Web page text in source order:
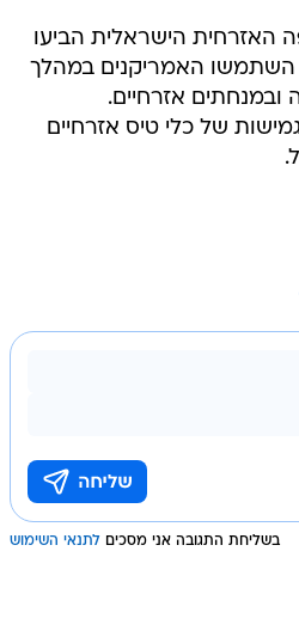
האזרחית הישראלית הביעו
השתמשו האמריקנים במהלך
אזרחיים.
של כלי טיס אזרחיים
בשליחת התגובה אני מסכים לתנאי השימוש